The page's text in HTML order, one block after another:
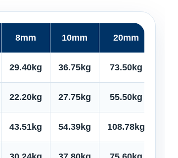
8mm 10mm 20mm
29.40kg 36.75kg 73.50kg
22.20kg 27.75kg 55.50kg
43.51kg 54.39kg 108.78kg